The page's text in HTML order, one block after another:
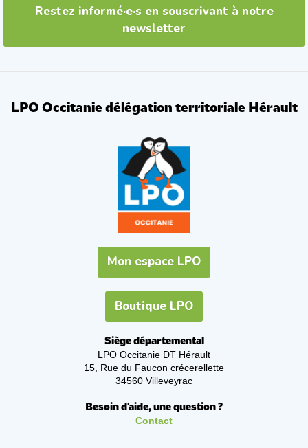
Restez informé·e·s en souscrivant à notre
newsletter
LPO Occitanie délégation territoriale Hérault
Mon espace LPO
Boutique LPO
Siège départemental
LPO Occitanie DT Hérault
15, Rue du Faucon crécerellette
34560 Villeveyrac
Besoin d'aide, une question ?
Contact